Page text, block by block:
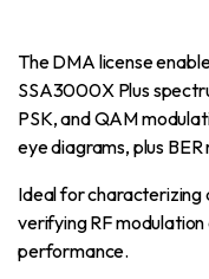
The DMA license
SSA3000X Plus
PSK, and QAM
eye diagrams, plus
Ideal for characterizing
verifying RF
performance.